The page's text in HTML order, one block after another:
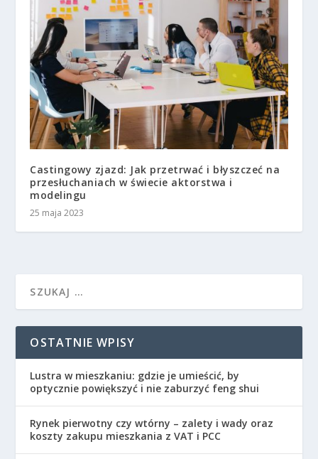
Castingowy zjazd: Jak przetrwać i błyszczeć na
przesłuchaniach w świecie aktorstwa i
modelingu
25 maja 2023
OSTATNIE WPISY
Lustra w mieszkaniu: gdzie je umieścić, by
optycznie powiększyć i nie zaburzyć feng shui
Rynek pierwotny czy wtórny – zalety i wady oraz
koszty zakupu mieszkania z VAT i PCC